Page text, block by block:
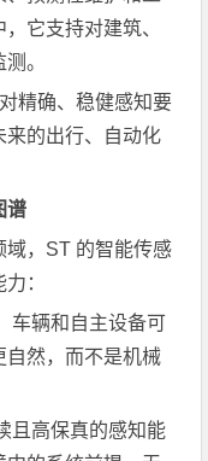
它支持对建筑、
。
精确、稳健感知要
来的出行、自动化
谱
域，ST 的智能传感
：
车辆和自主设备可
自然，而不是机械
且高保真的感知能